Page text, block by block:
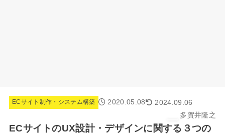
ECサイト制作・システム構築 2020.05.08
2024.09.06
多賀井隆之
ECサイトのUX設計・デザインに関する３つの